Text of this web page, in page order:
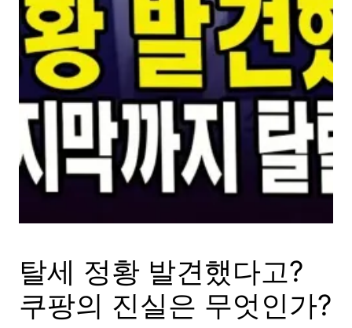
탈세 정황 발견했다고?
쿠팡의 진실은 무엇인가?